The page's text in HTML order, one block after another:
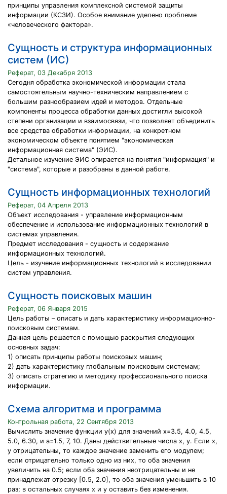
принципы управления комплексной системой защиты
информации (КСЗИ). Особое внимание уделено проблеме
«человеческого фактора».
Сущность и структура информационных
систем (ИС)
Реферат, 03 Декабря 2013
Сегодня обработка экономической информации стала
самостоятельным научно-техническим направлением с
большим разнообразием идей и методов. Отдельные
компоненты процесса обработки данных достигли высокой
степени организации и взаимосвязи, что позволяет объединить
все средства обработки информации, на конкретном
экономическом объекте понятием "экономическая
информационная система" (ЭИС).
Детальное изучение ЭИС опирается на понятия "информация" и
"система", которые и разобраны в данной работе.
Сущность информационных технологий
Реферат, 04 Апреля 2013
Объект исследования - управление информационным
обеспечение и использование информационных технологий в
системах управления.
Предмет исследования - сущность и содержание
информационных технологий.
Цель - изучение информационных технологий в исследовании
систем управления.
Сущность поисковых машин
Реферат, 06 Января 2015
Цель работы – описать и дать характеристику информационно-
поисковым системам.
Данная цель решается с помощью раскрытия следующих
основных задач:
1) описать принципы работы поисковых машин;
2) дать характеристику глобальным поисковым системам;
3) описать стратегию и методику профессионального поиска
информации.
Схема алгоритма и программа
Контрольная работа, 22 Сентября 2013
Вычислить значение функции y(x) для значений х=3.5, 4.0, 4.5,
5.0, 6.30, и а=1.5, 7, 10. Даны действительные числа х, y. Если х,
y отрицательны, то каждое значение заменить его модулем;
если отрицательно только одно из них, то оба значения
увеличить на 0.5; если оба значения неотрицательны и не
принадлежат отрезку [0.5, 2.0], то оба значения уменьшить в 10
раз; в остальных случаях х и y оставить без изменения.